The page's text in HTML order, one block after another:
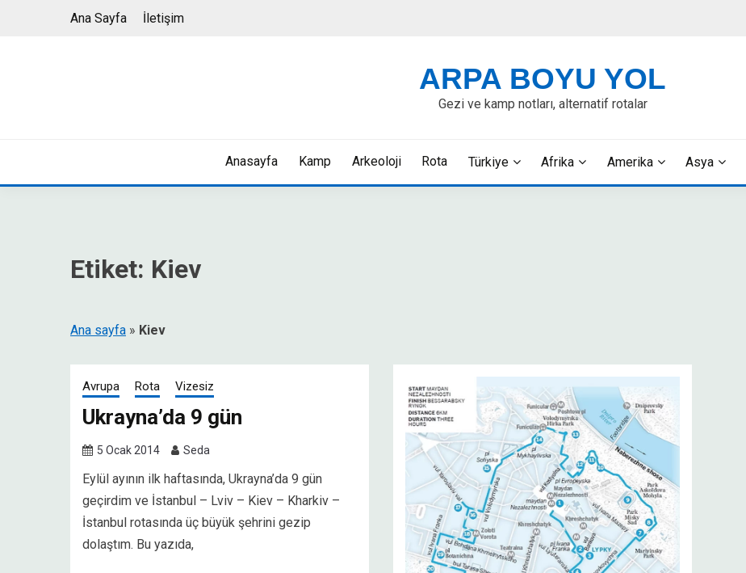
Ana Sayfa İletişim
ARPA BOYU YOL
Gezi ve kamp notları, alternatif rotalar
Anasayfa Kamp Arkeoloji Rota Türkiye Afrika Amerika Asya
Etiket: Kiev
Ana sayfa » Kiev
Avrupa Rota Vizesiz
Ukrayna’da 9 gün
5 Ocak 2014 Seda
Eylül ayının ilk haftasında, Ukrayna’da 9 gün
geçirdim ve İstanbul – Lviv – Kiev – Kharkiv –
İstanbul rotasında üç büyük şehrini gezip
dolaştım. Bu yazıda,